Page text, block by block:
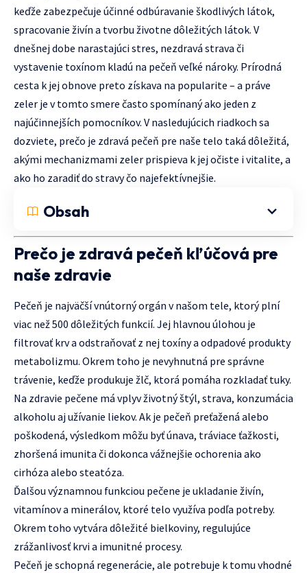
keďže zabezpečuje účinné odbúravanie škodlivých látok,
spracovanie živín a tvorbu životne dôležitých látok. V
dnešnej dobe narastajúci stres, nezdravá strava či
vystavenie toxínom kladú na pečeň veľké nároky. Prírodná
cesta k jej obnove preto získava na popularite – a práve
zeler je v tomto smere často spomínaný ako jeden z
najúčinnejších pomocníkov. V nasledujúcich riadkoch sa
dozviete, prečo je zdravá pečeň pre naše telo taká dôležitá,
akými mechanizmami zeler prispieva k jej očiste i vitalite, a
ako ho zaradiť do stravy čo najefektívnejšie.
Obsah
Prečo je zdravá pečeň kľúčová pre
naše zdravie
Pečeň je najväčší vnútorný orgán v našom tele, ktorý plní
viac než 500 dôležitých funkcií. Jej hlavnou úlohou je
filtrovať krv a odstraňovať z nej toxíny a odpadové produkty
metabolizmu. Okrem toho je nevyhnutná pre správne
trávenie, keďže produkuje žlč, ktorá pomáha rozkladať tuky.
Na zdravie pečene má vplyv životný štýl, strava, konzumácia
alkoholu aj užívanie liekov. Ak je pečeň preťažená alebo
poškodená, výsledkom môžu byť únava, tráviace ťažkosti,
zhoršená imunita či dokonca vážnejšie ochorenia ako
cirhóza alebo steatóza.
Ďalšou významnou funkciou pečene je ukladanie živín,
vitamínov a minerálov, ktoré telo využíva podľa potreby.
Okrem toho vytvára dôležité bielkoviny, regulujúce
zrážanlivosť krvi a imunitné procesy.
Pečeň je schopná regenerácie, ale potrebuje k tomu vhodné